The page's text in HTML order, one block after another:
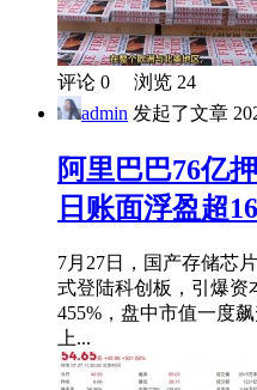
评论 0 浏览 24
admin 发起了文章
阿里巴巴76亿
日账面浮盈超
7月27日，国产存储芯
式登陆科创板，引爆资
455%，盘中市值一度
上...